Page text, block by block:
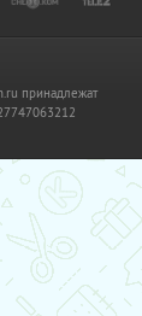
принадлежат